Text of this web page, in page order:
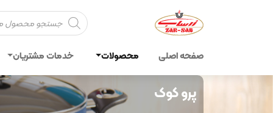
Products
search
صفحه اصلی محصولات خدمات مشتریان
پرو کوک